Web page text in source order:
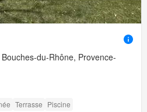
du-Rhône, Provence-
Terrasse Piscine